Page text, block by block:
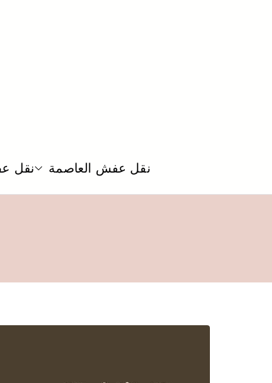
نقل عفش العاصمة نقل